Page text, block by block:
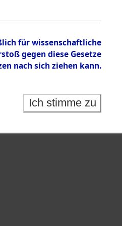
für wissenschaftliche
gegen diese Gesetze
nach sich ziehen kann.
Ich stimme zu